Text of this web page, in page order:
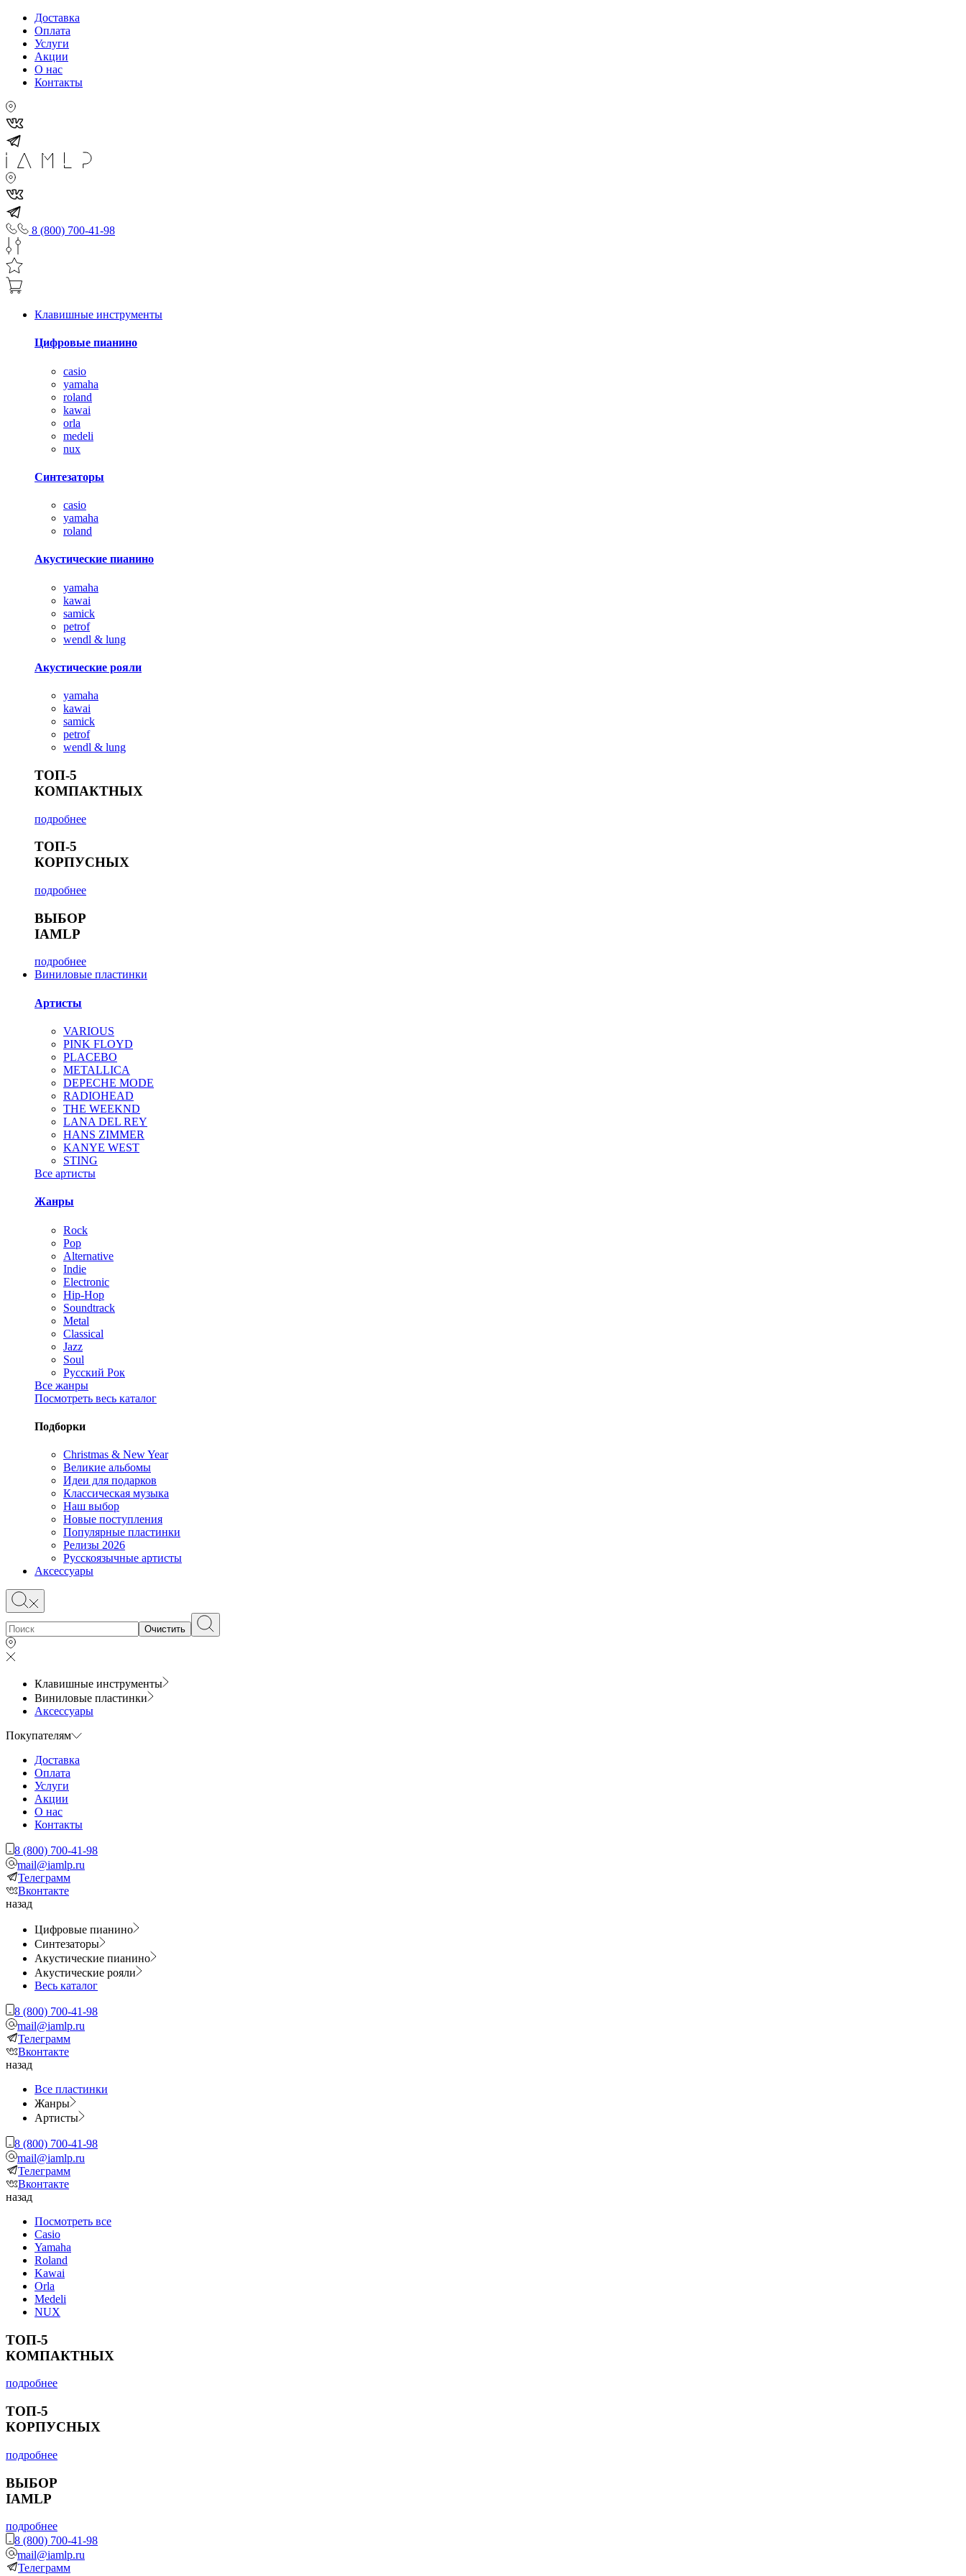
Доставка
Оплата
Услуги
Акции
О нас
Контакты
8 (800) 700-41-98
Клавишные инструменты
Цифровые пианино
casio
yamaha
roland
kawai
orla
medeli
nux
Синтезаторы
casio
yamaha
roland
Акустические пианино
yamaha
kawai
samick
petrof
wendl & lung
Акустические рояли
yamaha
kawai
samick
petrof
wendl & lung
ТОП-5
КОМПАКТНЫХ
подробнее
ТОП-5
КОРПУСНЫХ
подробнее
ВЫБОР
IAMLP
подробнее
Виниловые пластинки
Артисты
VARIOUS
PINK FLOYD
PLACEBO
METALLICA
DEPECHE MODE
RADIOHEAD
THE WEEKND
LANA DEL REY
HANS ZIMMER
KANYE WEST
STING
Все артисты
Жанры
Rock
Pop
Alternative
Indie
Electronic
Hip-Hop
Soundtrack
Metal
Classical
Jazz
Soul
Русский Рок
Все жанры
Посмотреть весь каталог
Подборки
Christmas & New Year
Великие альбомы
Идеи для подарков
Классическая музыка
Наш выбор
Новые поступления
Популярные пластинки
Релизы 2026
Русскоязычные артисты
Аксессуары
Очистить
Клавишные инструменты
Виниловые пластинки
Аксессуары
Покупателям
Доставка
Оплата
Услуги
Акции
О нас
Контакты
8 (800) 700-41-98
mail@iamlp.ru
Телеграмм
Вконтакте
назад
Цифровые пианино
Синтезаторы
Акустические пианино
Акустические рояли
Весь каталог
8 (800) 700-41-98
mail@iamlp.ru
Телеграмм
Вконтакте
назад
Все пластинки
Жанры
Артисты
8 (800) 700-41-98
mail@iamlp.ru
Телеграмм
Вконтакте
назад
Посмотреть все
Casio
Yamaha
Roland
Kawai
Orla
Medeli
NUX
ТОП-5
КОМПАКТНЫХ
подробнее
ТОП-5
КОРПУСНЫХ
подробнее
ВЫБОР
IAMLP
подробнее
8 (800) 700-41-98
mail@iamlp.ru
Телеграмм